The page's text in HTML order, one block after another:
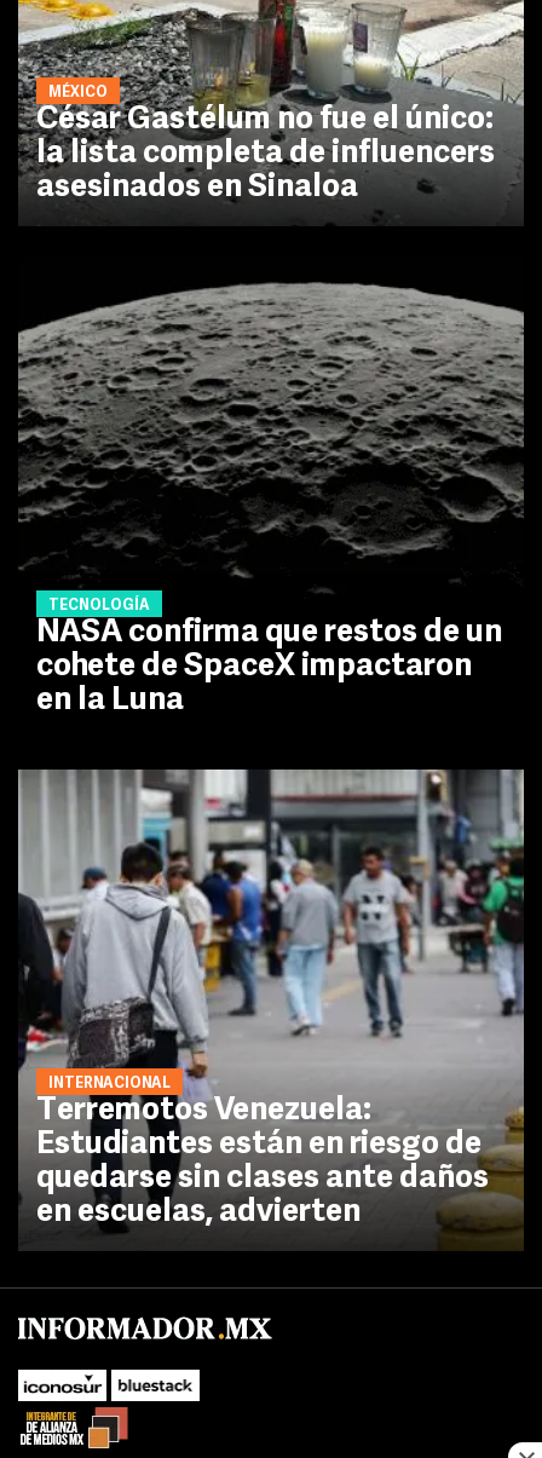
MÉXICO
César Gastélum no fue el único:
la lista completa de influencers
asesinados en Sinaloa
TECNOLOGÍA
NASA confirma que restos de un
cohete de SpaceX impactaron
en la Luna
INTERNACIONAL
Terremotos Venezuela:
Estudiantes están en riesgo de
quedarse sin clases ante daños
en escuelas, advierten